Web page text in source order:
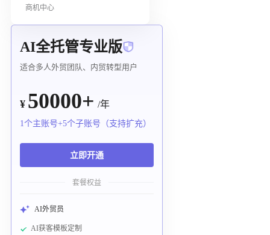
商机中心
AI全托管专业版
适合多人外贸团队、内贸转型用户
¥ 50000+ /年
1个主账号+5个子账号（支持扩充）
立即开通
套餐权益
AI外贸员
AI获客模板定制